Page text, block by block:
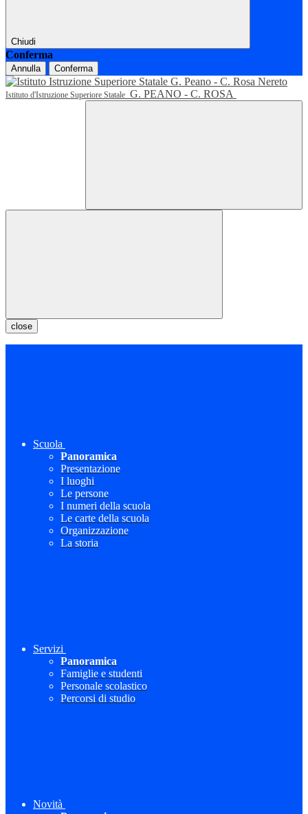
Chiudi
Conferma
Annulla Conferma
Istituto d'Istruzione Superiore Statale G. PEANO - C. ROSA
close
Scuola
Panoramica
Presentazione
I luoghi
Le persone
I numeri della scuola
Le carte della scuola
Organizzazione
La storia
Servizi
Panoramica
Famiglie e studenti
Personale scolastico
Percorsi di studio
Novità